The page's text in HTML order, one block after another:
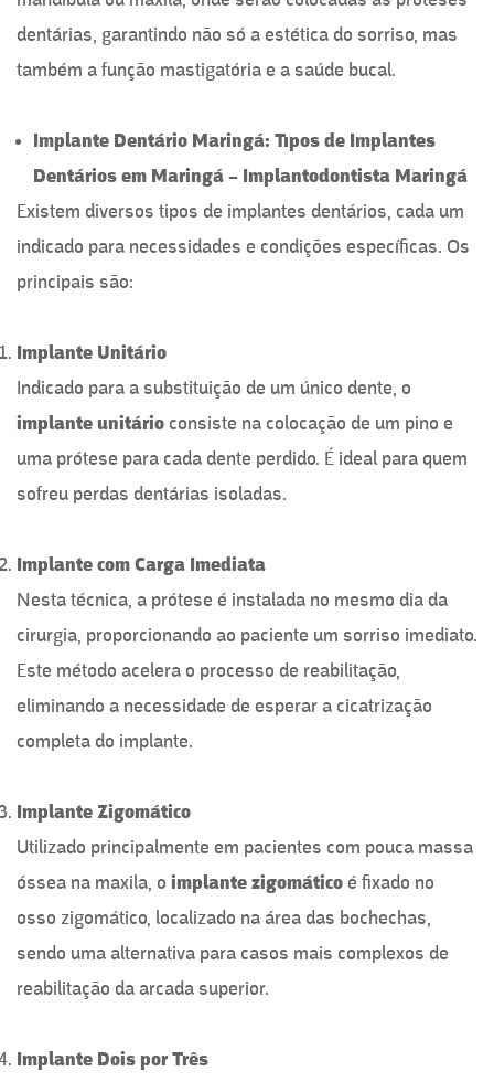
dentárias, garantindo não só a estética do sorriso, mas
também a função mastigatória e a saúde bucal.
Implante Dentário Maringá: Tipos de Implantes
Dentários em Maringá – Implantodontista Maringá
Existem diversos tipos de implantes dentários, cada um
indicado para necessidades e condições específicas. Os
principais são:
Implante Unitário
Indicado para a substituição de um único dente, o
implante unitário consiste na colocação de um pino e
uma prótese para cada dente perdido. É ideal para quem
sofreu perdas dentárias isoladas.
Implante com Carga Imediata
Nesta técnica, a prótese é instalada no mesmo dia da
cirurgia, proporcionando ao paciente um sorriso imediato.
Este método acelera o processo de reabilitação,
eliminando a necessidade de esperar a cicatrização
completa do implante.
Implante Zigomático
Utilizado principalmente em pacientes com pouca massa
óssea na maxila, o implante zigomático é fixado no
osso zigomático, localizado na área das bochechas,
sendo uma alternativa para casos mais complexos de
reabilitação da arcada superior.
Implante Dois por Três